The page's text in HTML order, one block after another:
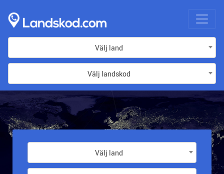
Välj land
Välj landskod
Välj land